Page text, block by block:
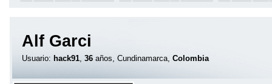
Alf Garci
Usuario: hack91, 36 años, Cundinamarca, Colombia